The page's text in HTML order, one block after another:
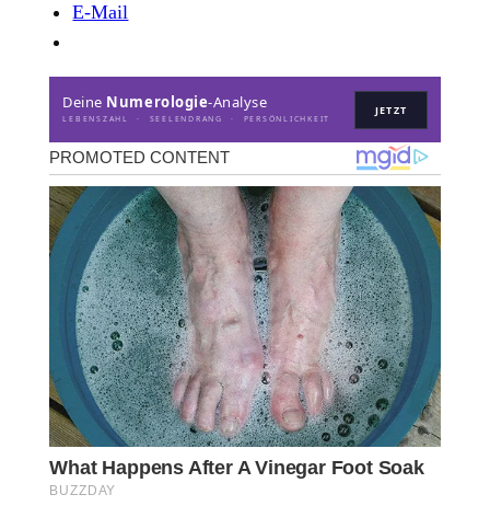
E-Mail
Deine Numerologie-Analyse
LEBENSZAHL · SEELENDRANG · PERSÖNLICHKEIT
JETZT